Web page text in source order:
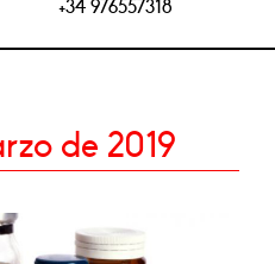
+34 976557318
de 2019